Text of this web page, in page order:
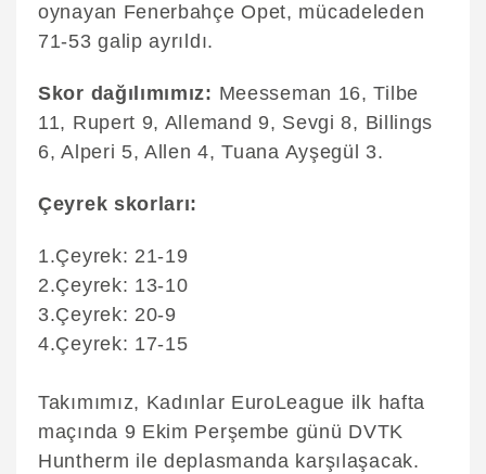
oynayan Fenerbahçe Opet, mücadeleden
71-53 galip ayrıldı.
Skor dağılımımız: Meesseman 16, Tilbe
11, Rupert 9, Allemand 9, Sevgi 8, Billings
6, Alperi 5, Allen 4, Tuana Ayşegül 3.
Çeyrek skorları:
1.Çeyrek: 21-19
2.Çeyrek: 13-10
3.Çeyrek: 20-9
4.Çeyrek: 17-15
Takımımız, Kadınlar EuroLeague ilk hafta
maçında 9 Ekim Perşembe günü DVTK
Huntherm ile deplasmanda karşılaşacak.